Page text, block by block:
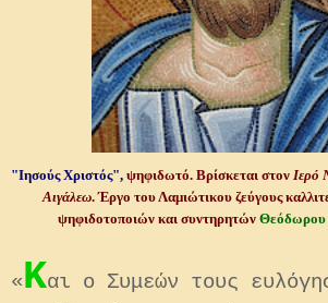
"Ιησούς Χριστός", ψηφιδωτό. Βρίσκεται στον Ιερό
Αιγάλεω. Έργο του Λαμιώτικου ζεύγους
ψηφιδοτοποιών και συντηρητών Θεόδωρου
«Και ο Συμεών τους